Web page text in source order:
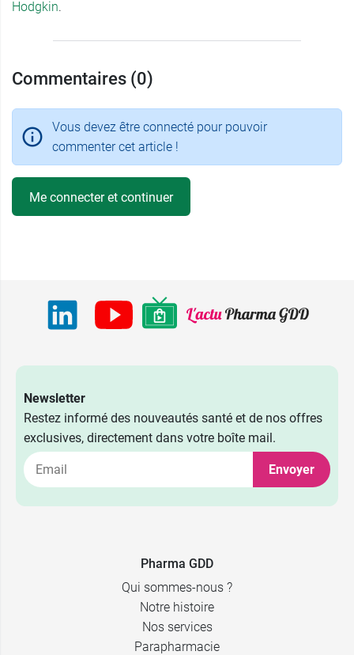
Hodgkin.
Commentaires (0)
Vous devez être connecté pour pouvoir
commenter cet article !
Me connecter et continuer
Newsletter
Restez informé des nouveautés santé et de nos offres
exclusives, directement dans votre boîte mail.
Envoyer
Pharma GDD
Qui sommes-nous ?
Notre histoire
Nos services
Parapharmacie